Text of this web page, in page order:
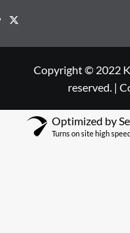
Twitter
Copyright © 2022
reserved. |
Optimized by
Turns on site high